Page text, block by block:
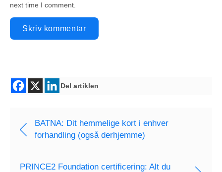
next time I comment.
Del artiklen
BATNA: Dit hemmelige kort i enhver
forhandling (også derhjemme)
PRINCE2 Foundation certificering: Alt du